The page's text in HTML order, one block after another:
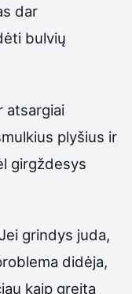
dar
bulvių
atsargiai
plyšius ir
girgždesys
grindys juda,
didėja,
kaip greita